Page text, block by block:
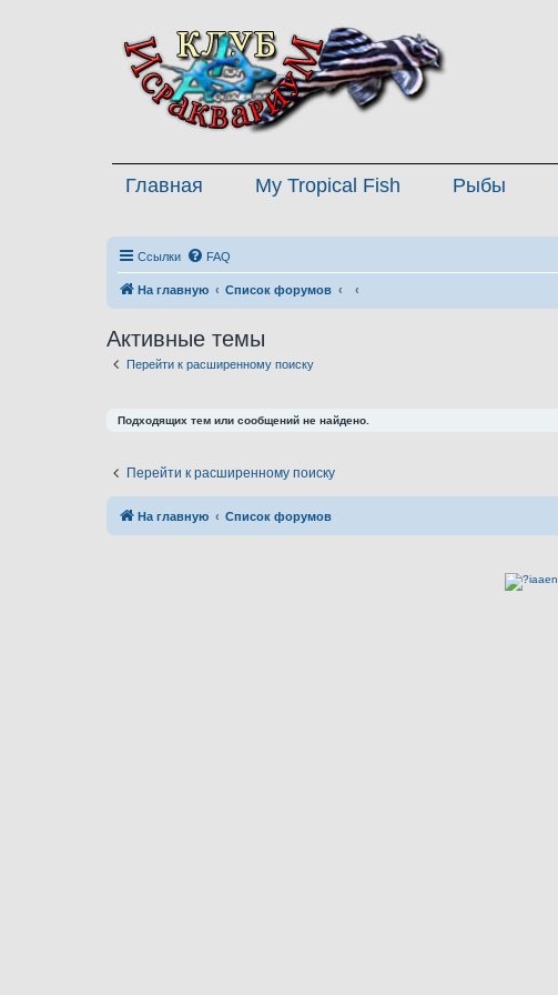
Главная My Tropical Fish Рыбы
Ссылки FAQ
На главную Список форумов
Активные темы
Перейти к расширенному поиску
Подходящих тем или сообщений не найдено.
Перейти к расширенному поиску
На главную Список форумов